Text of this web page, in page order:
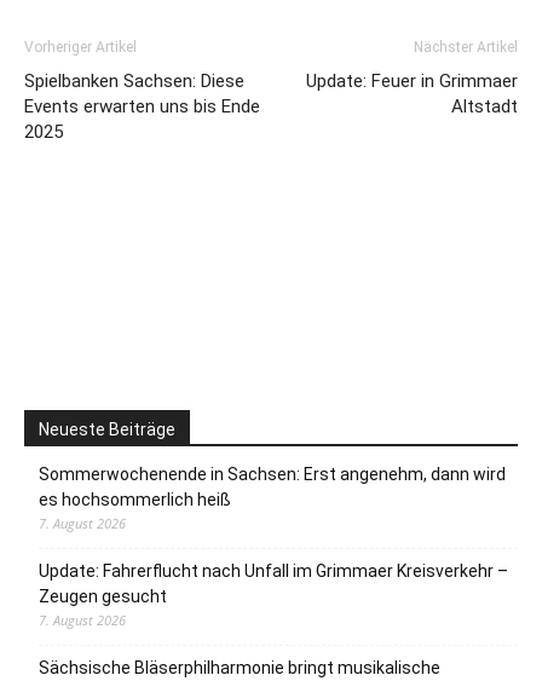
Vorheriger Artikel
Spielbanken Sachsen: Diese
Events erwarten uns bis Ende
2025
Nächster Artikel
Update: Feuer in Grimmaer
Altstadt
Neueste Beiträge
Sommerwochenende in Sachsen: Erst angenehm, dann wird
es hochsommerlich heiß
7. August 2026
Update: Fahrerflucht nach Unfall im Grimmaer Kreisverkehr –
Zeugen gesucht
7. August 2026
Sächsische Bläserphilharmonie bringt musikalische